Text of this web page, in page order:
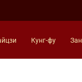
Кунг-фу